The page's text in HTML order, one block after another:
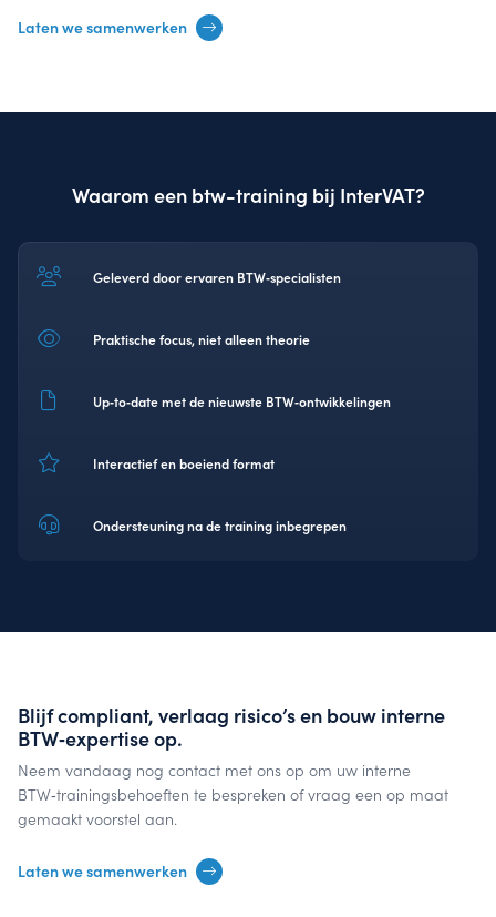
Laten we samenwerken
Waarom een btw-training bij InterVAT?
Geleverd door ervaren BTW‑specialisten
Praktische focus, niet alleen theorie
Up‑to‑date met de nieuwste BTW‑ontwikkelingen
Interactief en boeiend format
Ondersteuning na de training inbegrepen
Blijf compliant, verlaag risico’s en bouw interne
BTW‑expertise op.
Neem vandaag nog contact met ons op om uw interne
BTW‑trainingsbehoeften te bespreken of vraag een op maat
gemaakt voorstel aan.
Laten we samenwerken